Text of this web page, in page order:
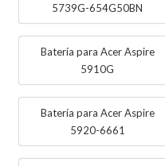
5739G-654G50BN
Batería para Acer Aspire
5910G
Batería para Acer Aspire
5920-6661